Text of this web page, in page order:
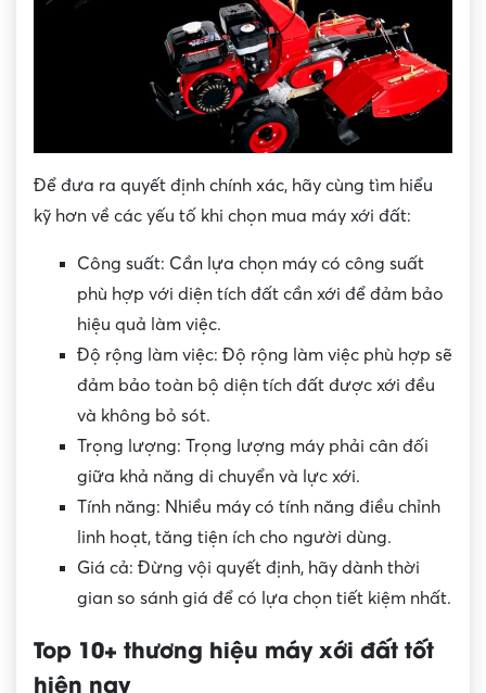
Để đưa ra quyết định chính xác, hãy cùng tìm hiểu
kỹ hơn về các yếu tố khi chọn mua máy xới đất:
Công suất: Cần lựa chọn máy có công suất
phù hợp với diện tích đất cần xới để đảm bảo
hiệu quả làm việc.
Độ rộng làm việc: Độ rộng làm việc phù hợp sẽ
đảm bảo toàn bộ diện tích đất được xới đều
và không bỏ sót.
Trọng lượng: Trọng lượng máy phải cân đối
giữa khả năng di chuyển và lực xới.
Tính năng: Nhiều máy có tính năng điều chỉnh
linh hoạt, tăng tiện ích cho người dùng.
Giá cả: Đừng vội quyết định, hãy dành thời
gian so sánh giá để có lựa chọn tiết kiệm nhất.
Top 10+ thương hiệu máy xới đất tốt
hiện nay